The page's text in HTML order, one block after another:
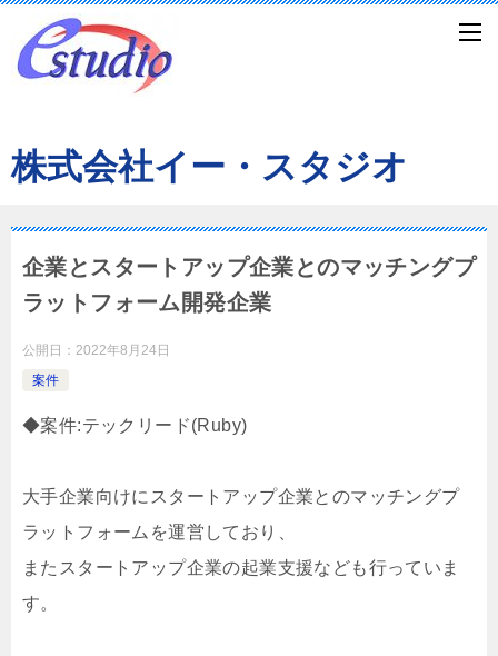
株式会社イー・スタジオ
企業とスタートアップ企業とのマッチングプ
ラットフォーム開発企業
公開日： 2022年8月24日
案件
◆案件:テックリード(Ruby)
大手企業向けにスタートアップ企業とのマッチングプ
ラットフォームを運営しており、
またスタートアップ企業の起業支援なども行っていま
す。